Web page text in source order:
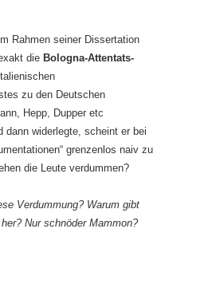
Rahmen seiner Dissertation
die Bologna-Attentats-
zu den Deutschen
Hepp, Dupper etc
dann widerlegte, scheint er bei
grenzenlos naiv zu
die Leute verdummen?
Verdummung? Warum gibt
Nur schnöder Mammon?